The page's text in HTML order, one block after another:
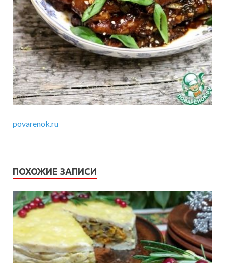
povarenok.ru
ПОХОЖИЕ ЗАПИСИ